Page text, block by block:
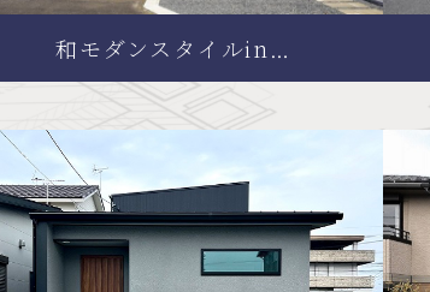
和モダンスタイルin…